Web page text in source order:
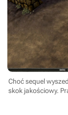
Choć sequel
skok jakościowy.